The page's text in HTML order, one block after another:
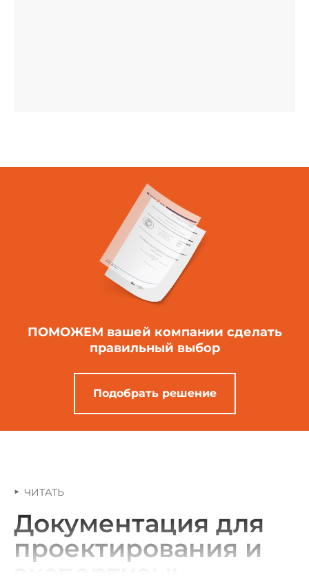
ПОМОЖЕМ вашей компании сделать
правильный выбор
Подобрать решение
ЧИТАТЬ
Документация для
проектирования и